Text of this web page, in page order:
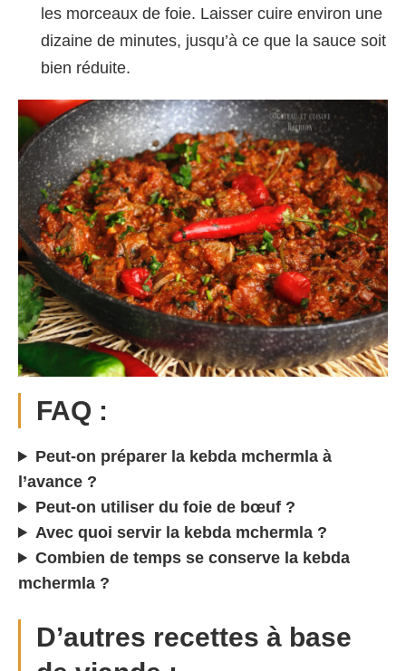
les morceaux de foie. Laisser cuire environ une
dizaine de minutes, jusqu’à ce que la sauce soit
bien réduite.
FAQ :
Peut-on préparer la kebda mchermla à
l’avance ?
Peut-on utiliser du foie de bœuf ?
Avec quoi servir la kebda mchermla ?
Combien de temps se conserve la kebda
mchermla ?
D’autres recettes à base